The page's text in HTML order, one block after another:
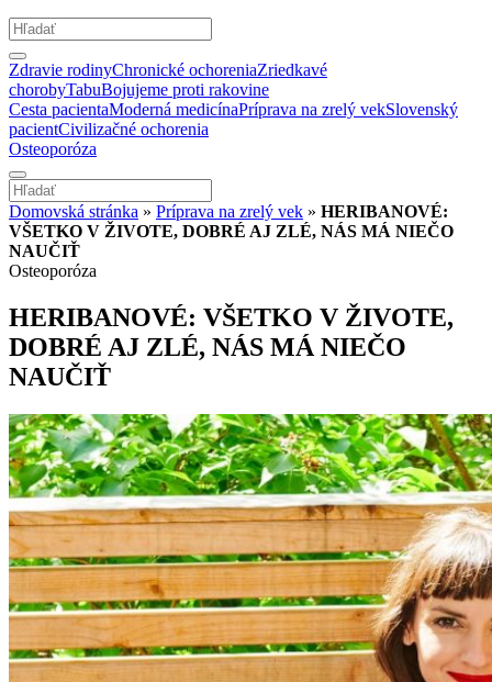
Zdravie rodinyChronické ochoreniaZriedkavé
chorobyTabuBojujeme proti rakovine
Cesta pacientaModerná medicínaPríprava na zrelý vekSlovenský
pacientCivilizačné ochorenia
Osteoporóza
Domovská stránka » Príprava na zrelý vek » HERIBANOVÉ:
VŠETKO V ŽIVOTE, DOBRÉ AJ ZLÉ, NÁS MÁ NIEČO
NAUČIŤ
Osteoporóza
HERIBANOVÉ: VŠETKO V ŽIVOTE,
DOBRÉ AJ ZLÉ, NÁS MÁ NIEČO
NAUČIŤ